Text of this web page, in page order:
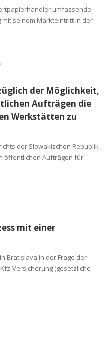
umfassende
seinem Markteintritt in der
der Möglichkeit,
Aufträgen die
Werkstätten zu
der Slowakischen Republik
öffentlichen Aufträgen für
mit einer
Bratislava in der Frage der
Versicherung (gesetzliche